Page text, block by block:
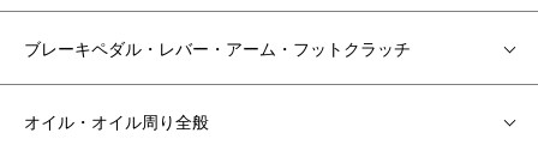
ブレーキペダル・レバー・アーム・フットクラッチ
オイル・オイル周り全般